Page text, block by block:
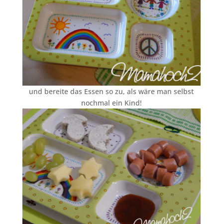
und bereite das Essen so zu, als wäre man selbst
nochmal ein Kind!